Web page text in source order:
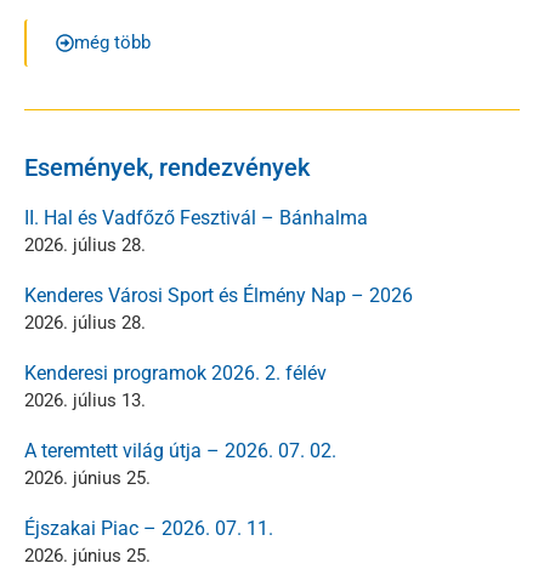
még több
Események, rendezvények
II. Hal és Vadfőző Fesztivál – Bánhalma
2026. július 28.
Kenderes Városi Sport és Élmény Nap – 2026
2026. július 28.
Kenderesi programok 2026. 2. félév
2026. július 13.
A teremtett világ útja – 2026. 07. 02.
2026. június 25.
Éjszakai Piac – 2026. 07. 11.
2026. június 25.